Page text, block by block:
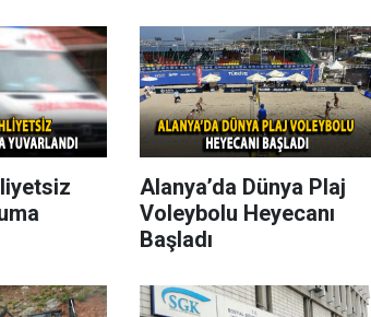
Alanya’da Dünya Plaj
Voleybolu Heyecanı
Başladı